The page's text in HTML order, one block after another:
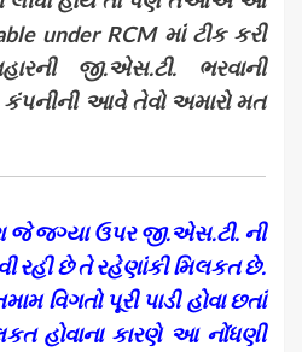
under RCMમાં ટીક કરી
જી.એસ.ટી. ભરવાની
કંપનીની આવે તેવો અમારો મત
જે જગ્યા ઉપર જી.એસ.ટી. ની
રહી છે તે રહેણાંકી મિલકત છે.
વિગતો પૂરી પાડી હોવા છતાં
હોવાના કારણે આ નોંધણી